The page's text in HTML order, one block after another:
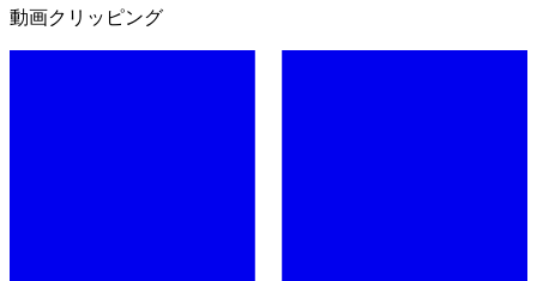
動画クリッピング